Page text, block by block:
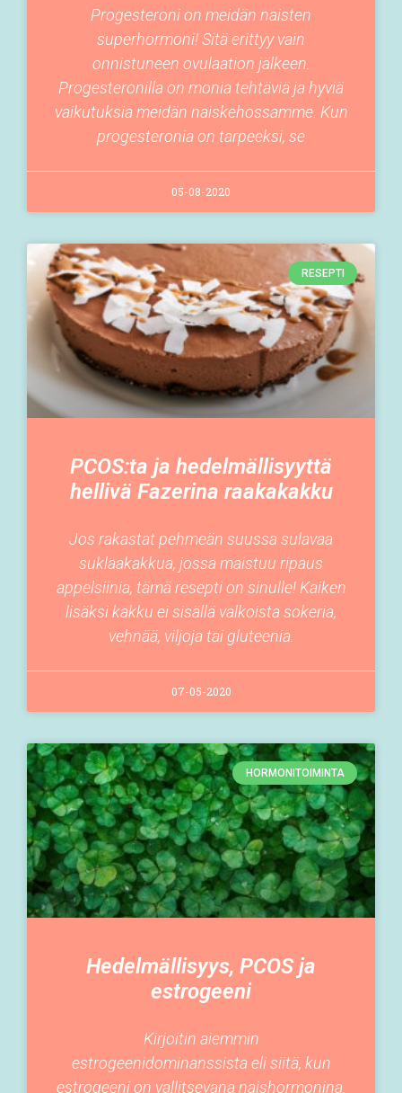
Progesteroni on meidän naisten
superhormoni! Sitä erittyy vain
onnistuneen ovulaation jälkeen.
Progesteronilla on monia tehtäviä ja hyviä
vaikutuksia meidän naiskehossamme. Kun
progesteronia on tarpeeksi, se
05-08-2020
RESEPTI
PCOS:ta ja hedelmällisyyttä
hellivä Fazerina raakakakku
Jos rakastat pehmeän suussa sulavaa
suklaakakkua, jossa maistuu ripaus
appelsiinia, tämä resepti on sinulle! Kaiken
lisäksi kakku ei sisällä valkoista sokeria,
vehnää, viljoja tai gluteenia.
07-05-2020
HORMONITOIMINTA
Hedelmällisyys, PCOS ja
estrogeeni
Kirjoitin aiemmin
estrogeenidominanssista eli siitä, kun
estrogeeni on vallitsevana naishormonina.